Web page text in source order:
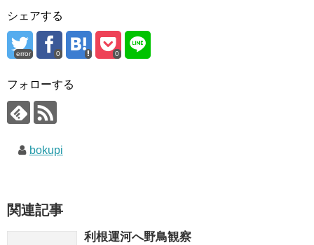
シェアする
error 0 0
フォローする
bokupi
関連記事
利根運河へ野鳥観察